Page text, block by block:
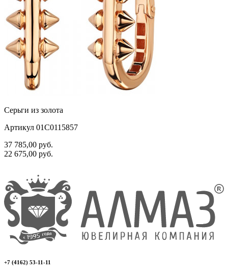
Серьги из золота
Артикул 01С0115857
37 785,00 руб.
22 675,00 руб.
+7 (4162) 53-11-11